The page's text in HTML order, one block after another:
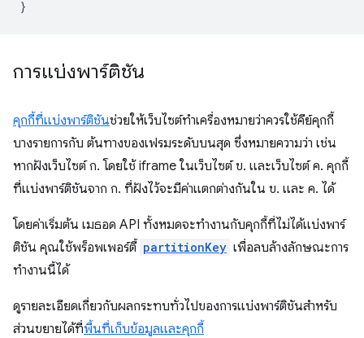
}
การแบ่งพาร์ติชัน
คุกกี้ที่แบ่งพาร์ติชันช่วยให้เว็บไซต์ทำเครื่องหมายว่าควรใช้คีย์คุกกี้
บางรายการกับ ต้นทางของเฟรมระดับบนสุด ซึ่งหมายความว่า เช่น
หากฝังเว็บไซต์ ก. โดยใช้ iframe ในเว็บไซต์ ข. และเว็บไซต์ ค. คุกกี้
ที่แบ่งพาร์ติชันจาก ก. ที่ฝังไว้จะมีค่าแตกต่างกันใน ข. และ ค. ได้
โดยค่าเริ่มต้น เมธอด API ทั้งหมดจะทำงานกับคุกกี้ที่ไม่ได้แบ่งพาร์
ติชัน คุณใช้พร็อพเพอร์ตี้ partitionKey เพื่อลบล้างลักษณะการ
ทำงานนี้ได้
ดูรายละเอียดเกี่ยวกับผลกระทบทั่วไปของการแบ่งพาร์ติชันสำหรับ
ส่วนขยายได้ที่พื้นที่เก็บข้อมูลและคุกกี้